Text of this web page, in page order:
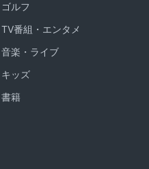
ゴルフ
TV番組・エンタメ
音楽・ライブ
キッズ
書籍